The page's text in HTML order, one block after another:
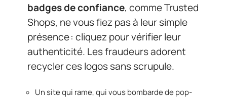
badges de confiance, comme Trusted
Shops, ne vous fiez pas à leur simple
présence : cliquez pour vérifier leur
authenticité. Les fraudeurs adorent
recycler ces logos sans scrupule.
Un site qui rame, qui vous bombarde de pop-